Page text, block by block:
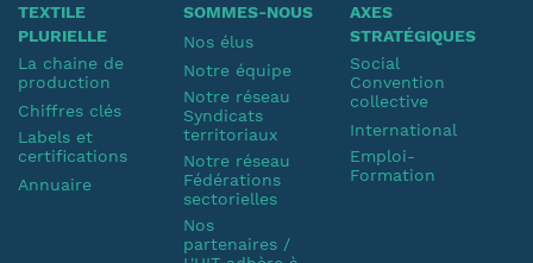
TEXTILE
PLURIELLE
La chaine de
production
Chiffres clés
Labels et
certifications
Annuaire
SOMMES-NOUS
Nos élus
Notre équipe
Notre réseau
Syndicats
territoriaux
Notre réseau
Fédérations
sectorielles
Nos
partenaires /
AXES
STRATÉGIQUES
Social
Convention
collective
International
Emploi-
Formation